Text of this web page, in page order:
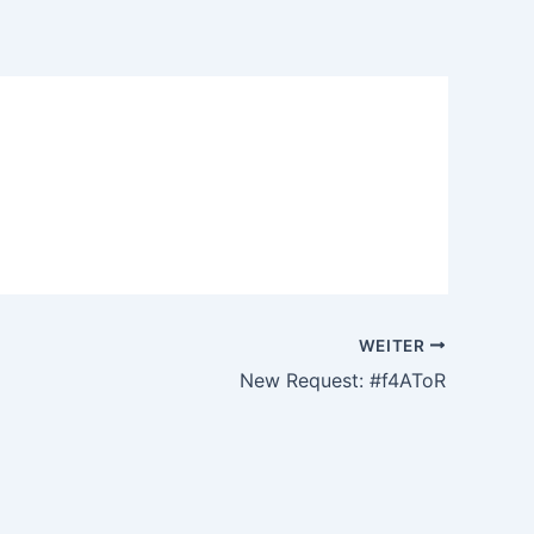
WEITER
New Request: #f4AToR